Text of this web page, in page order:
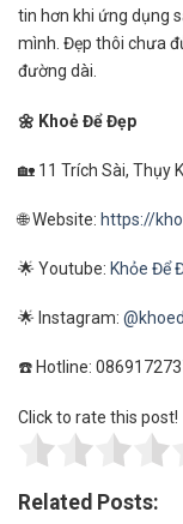
tin hơn khi ứng dụng
mình. Đẹp thôi chưa
đường dài.
🌼 Khoẻ Để Đẹp
🏡 11 Trích Sài, Thụy
🌐 Website: https://
🌟 Youtube: Khỏe Để
🌟 Instagram:
☎️ Hotline:
Click to rate this post!
Related Posts: